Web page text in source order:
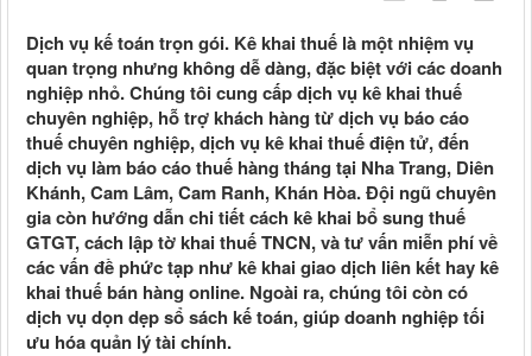
Dịch vụ kế toán trọn gói. Kê khai thuế là một nhiệm vụ
quan trọng nhưng không dễ dàng, đặc biệt với các doanh
nghiệp nhỏ. Chúng tôi cung cấp dịch vụ kê khai thuế
chuyên nghiệp, hỗ trợ khách hàng từ dịch vụ báo cáo
thuế chuyên nghiệp, dịch vụ kê khai thuế điện tử, đến
dịch vụ làm báo cáo thuế hàng tháng tại Nha Trang, Diên
Khánh, Cam Lâm, Cam Ranh, Khán Hòa. Đội ngũ chuyên
gia còn hướng dẫn chi tiết cách kê khai bổ sung thuế
GTGT, cách lập tờ khai thuế TNCN, và tư vấn miễn phí về
các vấn đề phức tạp như kê khai giao dịch liên kết hay kê
khai thuế bán hàng online. Ngoài ra, chúng tôi còn có
dịch vụ dọn dẹp sổ sách kế toán, giúp doanh nghiệp tối
ưu hóa quản lý tài chính.